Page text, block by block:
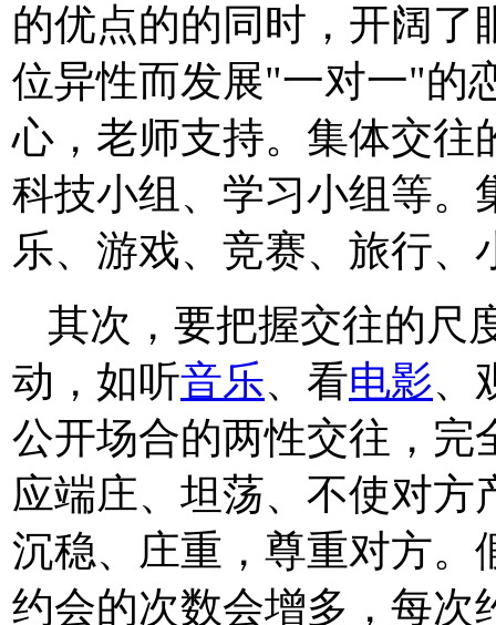
的优点的的同时，开阔了
位异性而发展"一对一"的
心，老师支持。集体交往
科技小组、学习小组等。
乐、游戏、竞赛、旅行、
其次，要把握交往的尺
动，如听音乐、看电影、
公开场合的两性交往，完
应端庄、坦荡、不使对方
沉稳、庄重，尊重对方。
约会的次数会增多，每次